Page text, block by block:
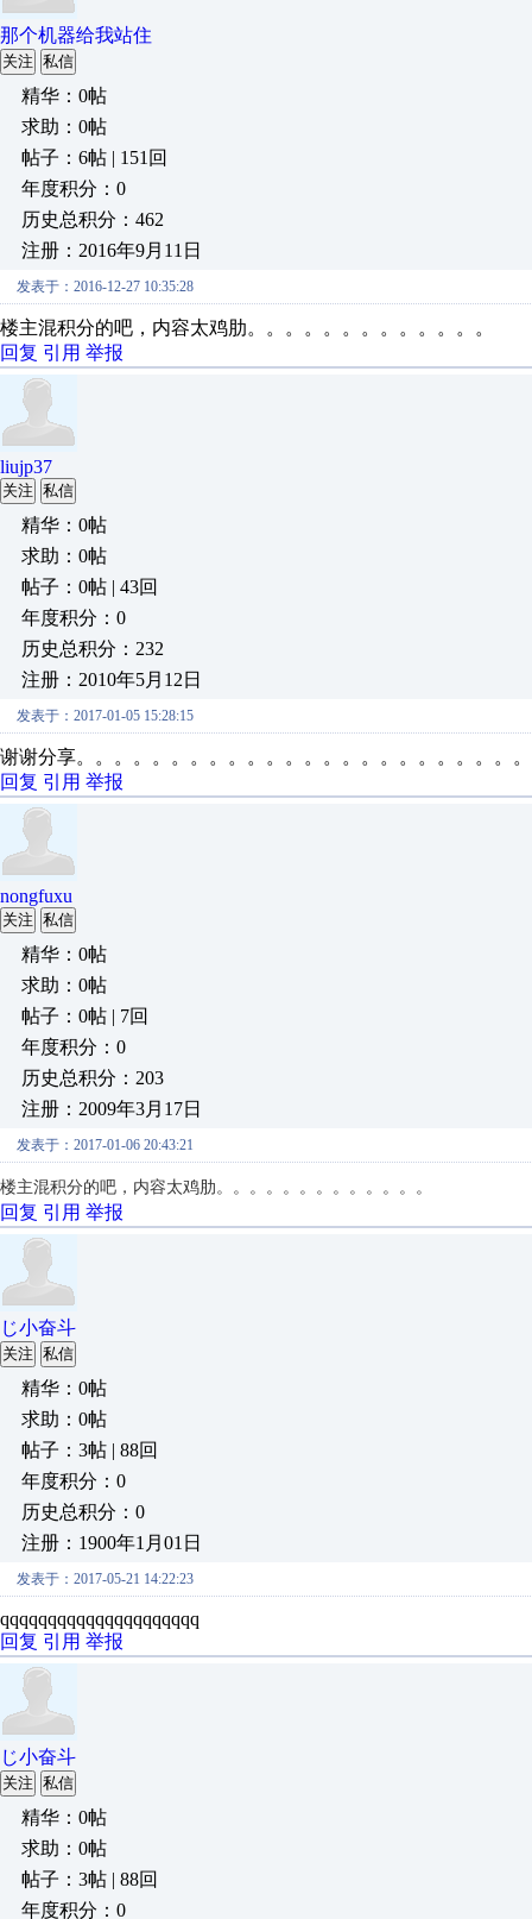
那个机器给我站住
关注 私信
精华：0帖
求助：0帖
帖子：6帖 | 151回
年度积分：0
历史总积分：462
注册：2016年9月11日
发表于：2016-12-27 10:35:28
楼主混积分的吧，内容太鸡肋。。。。。。。。。。。。。
回复 引用 举报
liujp37
关注 私信
精华：0帖
求助：0帖
帖子：0帖 | 43回
年度积分：0
历史总积分：232
注册：2010年5月12日
发表于：2017-01-05 15:28:15
谢谢分享。。。。。。。。。。。。。。。。。。。。。。。。
回复 引用 举报
nongfuxu
关注 私信
精华：0帖
求助：0帖
帖子：0帖 | 7回
年度积分：0
历史总积分：203
注册：2009年3月17日
发表于：2017-01-06 20:43:21
楼主混积分的吧，内容太鸡肋。。。。。。。。。。。。。
回复 引用 举报
じ小奋斗
关注 私信
精华：0帖
求助：0帖
帖子：3帖 | 88回
年度积分：0
历史总积分：0
注册：1900年1月01日
发表于：2017-05-21 14:22:23
qqqqqqqqqqqqqqqqqqqqq
回复 引用 举报
じ小奋斗
关注 私信
精华：0帖
求助：0帖
帖子：3帖 | 88回
年度积分：0